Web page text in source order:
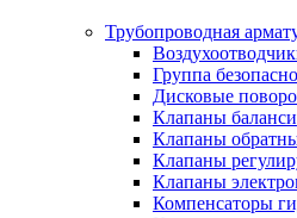
Трубопроводная
Группа
Дисковые
Клапаны
Клапаны
Клапаны
Клапаны
Компенсаторы